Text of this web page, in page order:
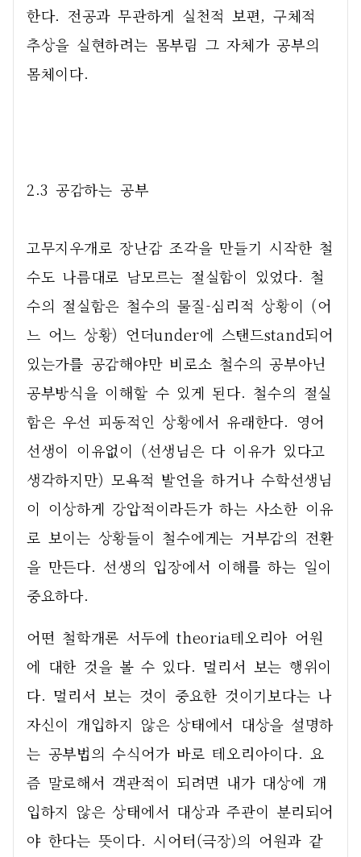
한다. 전공과 무관하게 실천적 보편, 구체적
추상을 실현하려는 몸부림 그 자체가 공부의
몸체이다.
2.3 공감하는 공부
고무지우개로 장난감 조각을 만들기 시작한 철
수도 나름대로 남모르는 절실함이 있었다. 철
수의 절실함은 철수의 물질-심리적 상황이 (어
느 어느 상황) 언더under에 스탠드stand되어
있는가를 공감해야만 비로소 철수의 공부아닌
공부방식을 이해할 수 있게 된다. 철수의 절실
함은 우선 피동적인 상황에서 유래한다. 영어
선생이 이유없이 (선생님은 다 이유가 있다고
생각하지만) 모욕적 발언을 하거나 수학선생님
이 이상하게 강압적이라든가 하는 사소한 이유
로 보이는 상황들이 철수에게는 거부감의 전환
을 만든다. 선생의 입장에서 이해를 하는 일이
중요하다.
어떤 철학개론 서두에 theoria테오리아 어원
에 대한 것을 볼 수 있다. 멀리서 보는 행위이
다. 멀리서 보는 것이 중요한 것이기보다는 나
자신이 개입하지 않은 상태에서 대상을 설명하
는 공부법의 수식어가 바로 테오리아이다. 요
즘 말로해서 객관적이 되려면 내가 대상에 개
입하지 않은 상태에서 대상과 주관이 분리되어
야 한다는 뜻이다. 시어터(극장)의 어원과 같